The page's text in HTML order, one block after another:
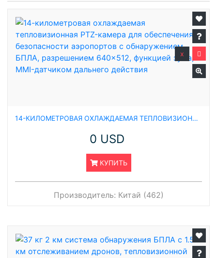
14-КИЛОМЕТРОВАЯ ОХЛАЖДАЕМАЯ ТЕПЛОВИЗИОННАЯ PTZ-КАМЕРА ДЛЯ ОБЕСПЕЧЕНИЯ БЕЗОПАСНОСТИ АЭРОПОРТОВ С ОБНАРУЖЕНИЕМ БПЛА, РАЗРЕШЕНИЕМ 640×512, ФУНКЦИЕЙ ЗУМА, MMI-ДАТЧИКОМ ДАЛЬНЕГО ДЕЙСТВИЯ
0 USD
КУПИТЬ
x
Производитель: Китай (462)